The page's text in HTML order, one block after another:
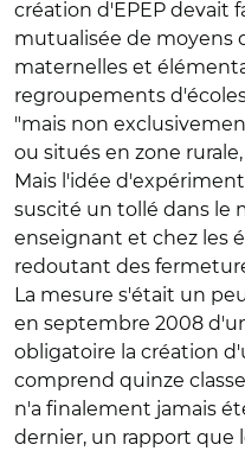
création d'EPEP devait
mutualisée de moyens
maternelles et
regroupements
"mais non
ou situés en zone
Mais l'idée
suscité un tollé dans le
enseignant et chez les
redoutant des
La mesure s'était un
en septembre 2008
obligatoire la création
comprend quinze
n'a finalement jamais
dernier, un rapport que